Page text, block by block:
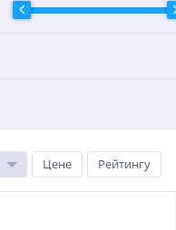
Цене Рейтингу